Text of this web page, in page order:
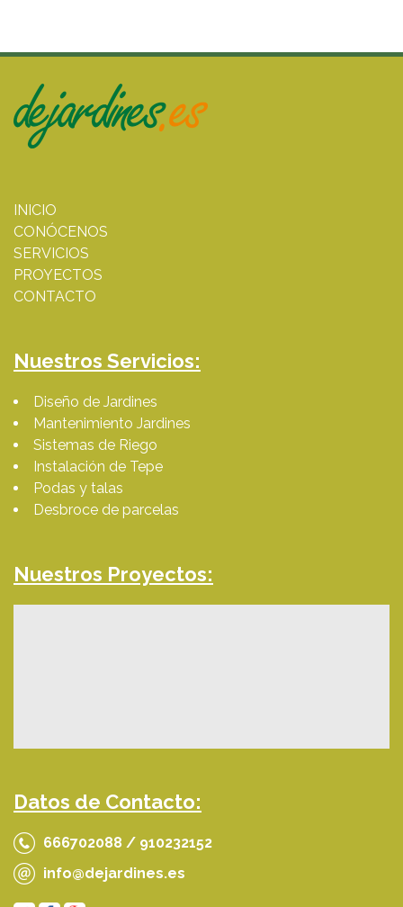
INICIO
CONÓCENOS
SERVICIOS
PROYECTOS
CONTACTO
Nuestros Servicios:
Diseño de Jardines
Mantenimiento Jardines
Sistemas de Riego
Instalación de Tepe
Podas y talas
Desbroce de parcelas
Nuestros Proyectos:
Datos de Contacto:
666702088 / 910232152
info@dejardines.es